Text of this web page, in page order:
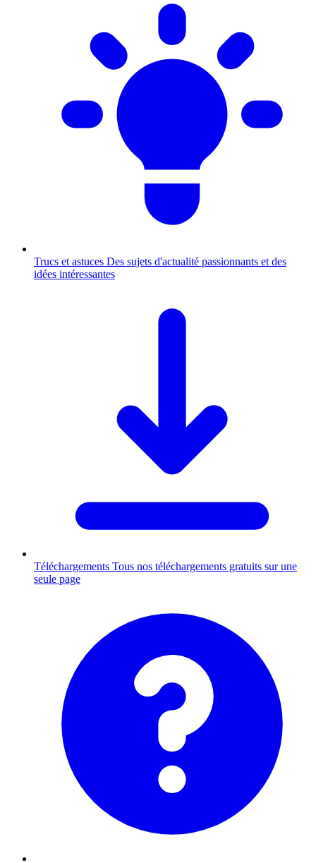
Trucs et astuces Des sujets d'actualité passionnants et des
idées intéressantes
Téléchargements Tous nos téléchargements gratuits sur une
seule page